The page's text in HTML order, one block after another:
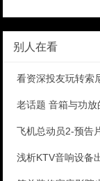
别人在看
看资深投友玩转索
老话题 音箱与功放
飞机总动员2-预告
浅析KTV音响设备